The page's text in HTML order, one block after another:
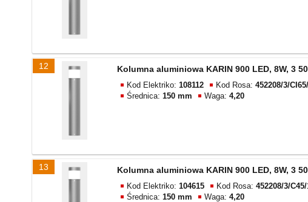
12 Kolumna aluminiowa KARIN 900 LED, 8W, 3
Kod Elektriko: 108112 Kod Rosa: 452208/3/
Średnica: 150 mm Waga: 4,20
13 Kolumna aluminiowa KARIN 900 LED, 8W, 3
Kod Elektriko: 104615 Kod Rosa: 452208/3/
Średnica: 150 mm Waga: 4,20